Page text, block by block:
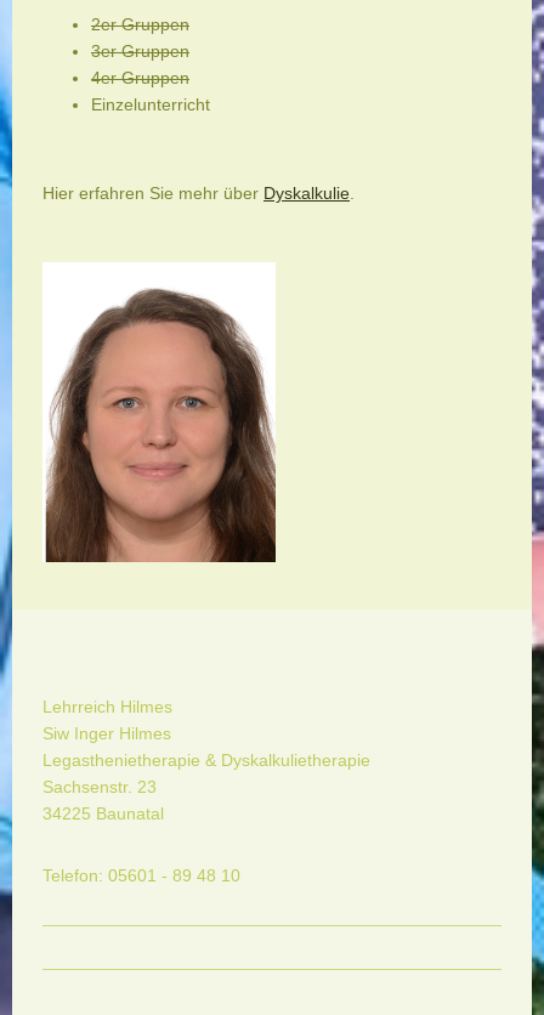
2er Gruppen
3er Gruppen
4er Gruppen
Einzelunterricht
Hier erfahren Sie mehr über Dyskalkulie
Lehrreich Hilmes
Siw Inger Hilmes
Legasthenietherapie & Dyskalkulietherapie
Sachsenstr. 23
34225 Baunatal
Telefon: 05601 - 89 48 10